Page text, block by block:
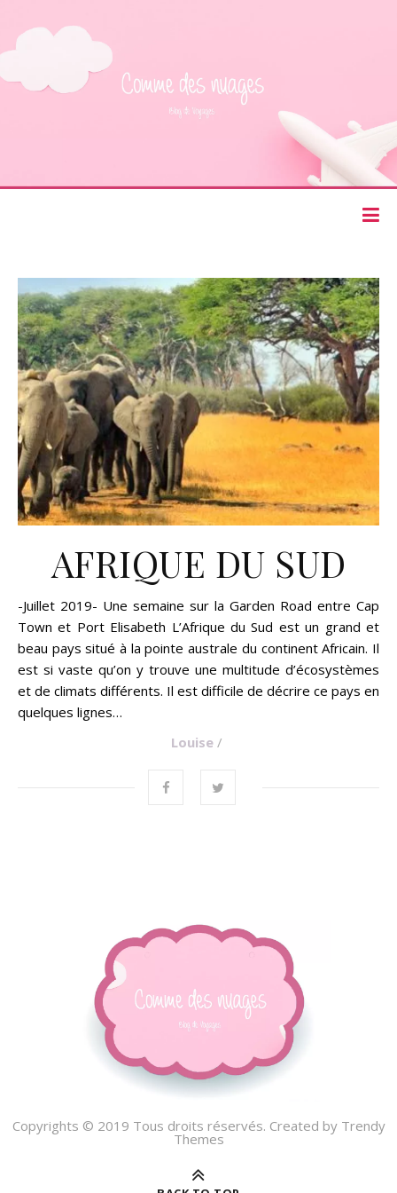
AFRIQUE DU SUD
-Juillet 2019- Une semaine sur la Garden Road entre Cap
Town et Port Elisabeth L’Afrique du Sud est un grand et
beau pays situé à la pointe australe du continent Africain. Il
est si vaste qu’on y trouve une multitude d’écosystèmes
et de climats différents. Il est difficile de décrire ce pays en
quelques lignes…
Louise /
Copyrights © 2019 Tous droits réservés. Created by Trendy
Themes